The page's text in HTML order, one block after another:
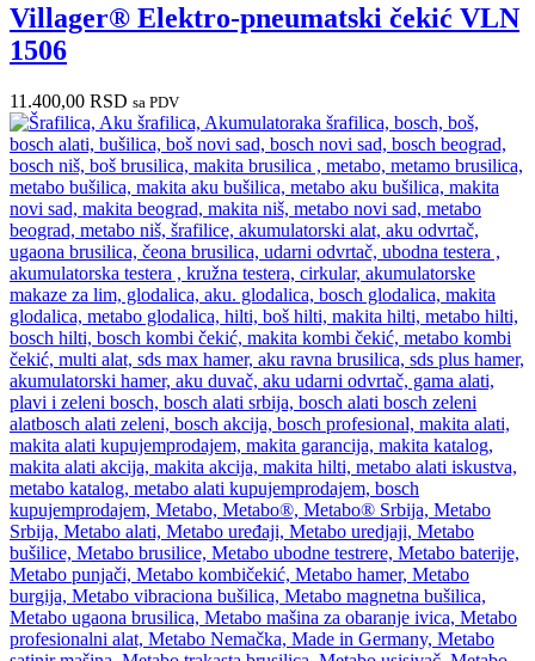
Villager® Elektro-pneumatski čekić VLN
1506
11.400,00 RSD sa PDV